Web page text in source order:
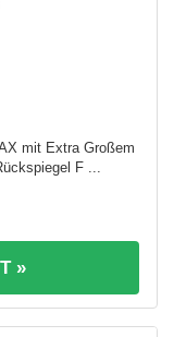
mit Extra Großem
F ...
»